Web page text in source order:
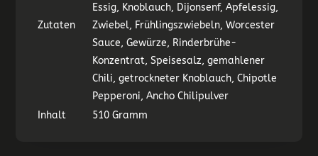
Zutaten
Essig, Knoblauch, Dijonsenf, Apfelessig,
Zwiebel, Frühlingszwiebeln, Worcester
Sauce, Gewürze, Rinderbrühe-
Konzentrat, Speisesalz, gemahlener
Chili, getrockneter Knoblauch, Chipotle
Pepperoni, Ancho Chilipulver
Inhalt
510 Gramm